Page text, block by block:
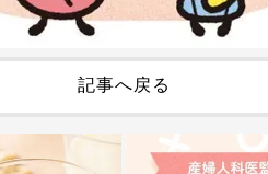
記事へ戻る